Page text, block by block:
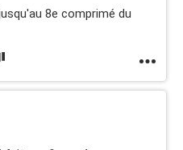
8e comprimé du